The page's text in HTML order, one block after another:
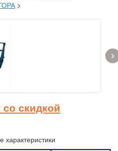
>
›
со скидкой
характеристики